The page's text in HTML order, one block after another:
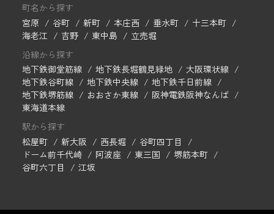
町名から探す
宮原
谷町 新町 本庄西 垂水町
十三本町
海老江
吉野 東中島
立売堀
沿線から探す
地下鉄御堂筋線
地下鉄長堀鶴見緑地
大阪環状線
地下鉄谷町線
地下鉄中央線
地下鉄千日前線
地下鉄堺筋線
おおさか東線
阪神電鉄阪神なんば
東海道本線
駅から探す
松屋町
新大阪 西長堀
谷町四丁目
ドーム前千代崎
阿波座 東三国
堺筋本町
谷町六丁目
江坂